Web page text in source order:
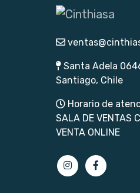
Santa Adela
Santiago, Chile
Horario de
SALA DE VENTAS
VENTA ONLINE